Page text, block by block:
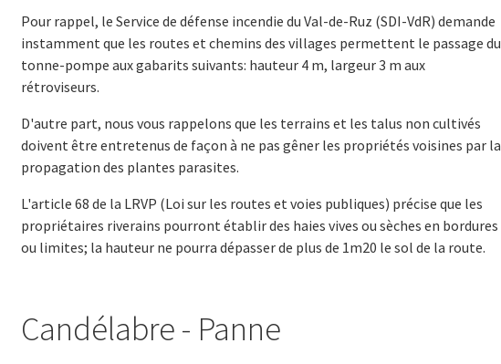
Pour rappel, le Service de défense incendie du Val-de-Ruz (SDI-VdR) demande
instamment que les routes et chemins des villages permettent le passage du
tonne-pompe aux gabarits suivants: hauteur 4 m, largeur 3 m aux
rétroviseurs.
D'autre part, nous vous rappelons que les terrains et les talus non cultivés
doivent être entretenus de façon à ne pas gêner les propriétés voisines par la
propagation des plantes parasites.
L'article 68 de la LRVP (Loi sur les routes et voies publiques) précise que les
propriétaires riverains pourront établir des haies vives ou sèches en bordures
ou limites; la hauteur ne pourra dépasser de plus de 1m20 le sol de la route.
Candélabre - Panne